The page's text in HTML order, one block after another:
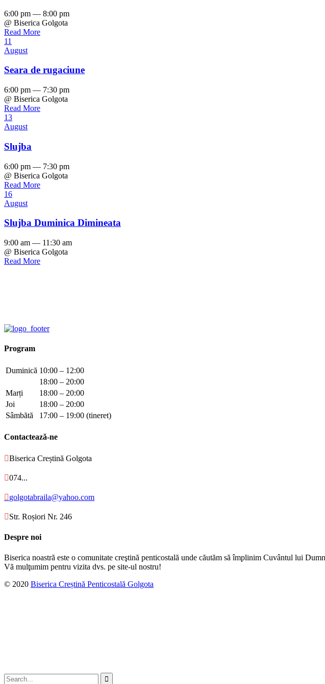
6:00 pm — 8:00 pm
@ Biserica Golgota
Read More
11
August
Seara de rugaciune
6:00 pm — 7:30 pm
@ Biserica Golgota
Read More
13
August
Slujba
6:00 pm — 7:30 pm
@ Biserica Golgota
Read More
16
August
Slujba Duminica Dimineata
9:00 am — 11:30 am
@ Biserica Golgota
Read More
Program
Duminică 10:00 – 12:00
18:00 – 20:00
Marți
18:00 – 20:00
Joi
18:00 – 20:00
Sâmbătă
17:00 – 19:00 (tineret)
Contactează-ne
Biserica Creștină Golgota
074...
golgotabraila@yahoo.com
Str. Roșiori Nr. 246
Despre noi
Biserica noastră este o comunitate creştină penticostală unde căutăm să împlinim Cuvântul lui
Vă mulţumim pentru vizita dvs. pe site-ul nostru!
© 2020 Biserica Creștină Penticostală Golgota
